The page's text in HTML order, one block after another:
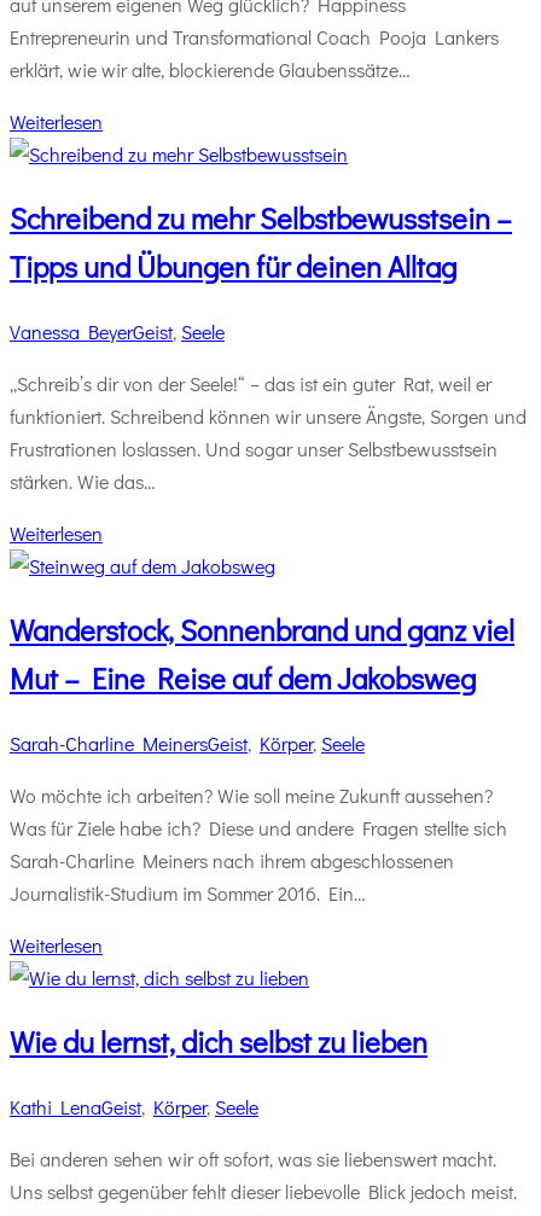
Entrepreneurin und Transformational Coach Pooja Lankers
erklärt, wie wir alte, blockierende Glaubenssätze…
Weiterlesen
Schreibend zu mehr Selbstbewusstsein –
Tipps und Übungen für deinen Alltag
Vanessa BeyerGeist, Seele
„Schreib’s dir von der Seele!“ – das ist ein guter Rat, weil er
funktioniert. Schreibend können wir unsere Ängste, Sorgen und
Frustrationen loslassen. Und sogar unser Selbstbewusstsein
stärken. Wie das…
Weiterlesen
Wanderstock, Sonnenbrand und ganz viel
Mut – Eine Reise auf dem Jakobsweg
Sarah-Charline MeinersGeist, Körper, Seele
Wo möchte ich arbeiten? Wie soll meine Zukunft aussehen?
Was für Ziele habe ich? Diese und andere Fragen stellte sich
Sarah-Charline Meiners nach ihrem abgeschlossenen
Journalistik-Studium im Sommer 2016. Ein…
Weiterlesen
Wie du lernst, dich selbst zu lieben
Kathi LenaGeist, Körper, Seele
Bei anderen sehen wir oft sofort, was sie liebenswert macht.
Uns selbst gegenüber fehlt dieser liebevolle Blick jedoch meist.